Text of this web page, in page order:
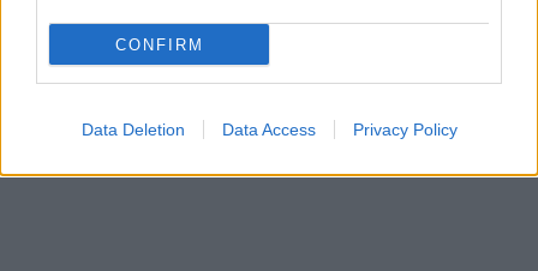
CONFIRM
Data Deletion Data Access Privacy Policy
NÉPSZERŰ